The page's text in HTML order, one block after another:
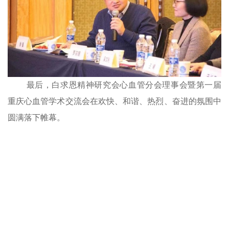
最后 ，白求恩精神研究会心血管分会理事会暨第一届
重庆心血管学术交流会在欢快、和谐、热烈、奋进的氛围中
圆满落下帷幕。